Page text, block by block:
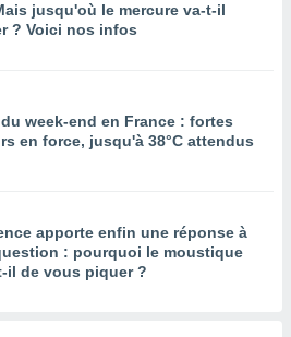
jusqu'où le mercure va-t-il
? Voici nos infos
week-end en France : fortes
en force, jusqu'à 38°C attendus
apporte enfin une réponse à
: pourquoi le moustique
il de vous piquer ?